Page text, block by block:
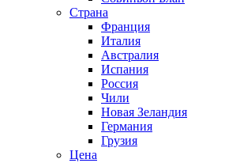
Страна
Франция
Италия
Австралия
Испания
Россия
Чили
Новая Зеландия
Германия
Грузия
Цена